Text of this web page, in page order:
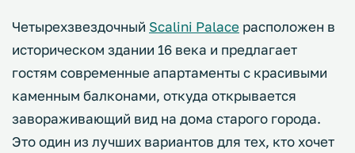
Четырехзвездочный Scalini Palace расположен в
историческом здании 16 века и предлагает
гостям современные апартаменты с красивыми
каменным балконами, откуда открывается
завораживающий вид на дома старого города.
Это один из лучших вариантов для тех, кто хочет